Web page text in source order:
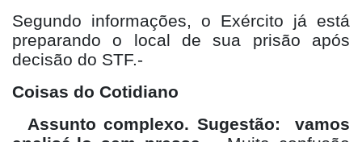
Segundo informações, o Exército já está
preparando o local de sua prisão após
decisão do STF.-
Coisas do Cotidiano
Assunto complexo. Sugestão: vamos